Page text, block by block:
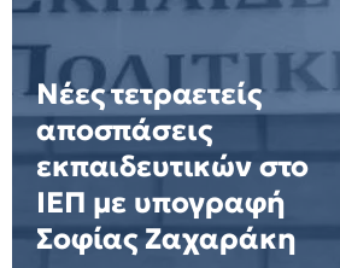
Νέες τετραετείς
αποσπάσεις
εκπαιδευτικών στο
ΙΕΠ με υπογραφή
Σοφίας Ζαχαράκη